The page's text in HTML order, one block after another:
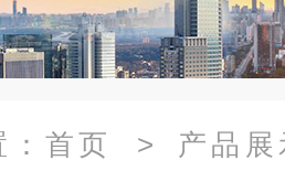
首页 > 产品展